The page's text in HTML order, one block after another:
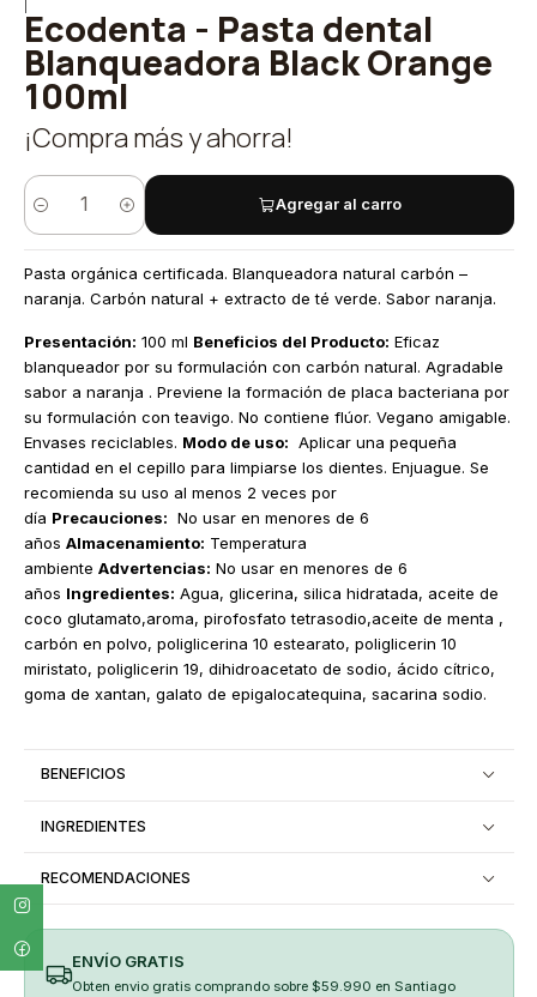
Ecodenta - Pasta dental
Blanqueadora Black Orange
100ml
¡Compra más y ahorra!
Cantidad
Agregar al carro
Pasta orgánica certificada. Blanqueadora natural carbón –
naranja. Carbón natural + extracto de té verde. Sabor naranja.
Presentación: 100 ml Beneficios del Producto: Eficaz
blanqueador por su formulación con carbón natural. Agradable
sabor a naranja . Previene la formación de placa bacteriana por
su formulación con teavigo. No contiene flúor. Vegano amigable.
Envases reciclables. Modo de uso: Aplicar una pequeña
cantidad en el cepillo para limpiarse los dientes. Enjuague. Se
recomienda su uso al menos 2 veces por
día Precauciones: No usar en menores de 6
años Almacenamiento: Temperatura
ambiente Advertencias: No usar en menores de 6
años Ingredientes: Agua, glicerina, silica hidratada, aceite de
coco glutamato,aroma, pirofosfato tetrasodio,aceite de menta ,
carbón en polvo, poliglicerina 10 estearato, poliglicerin 10
miristato, poliglicerin 19, dihidroacetato de sodio, ácido cítrico,
goma de xantan, galato de epigalocatequina, sacarina sodio.
BENEFICIOS
INGREDIENTES
RECOMENDACIONES
ENVÍO GRATIS
Obten envio gratis comprando sobre $59.990 en Santiago